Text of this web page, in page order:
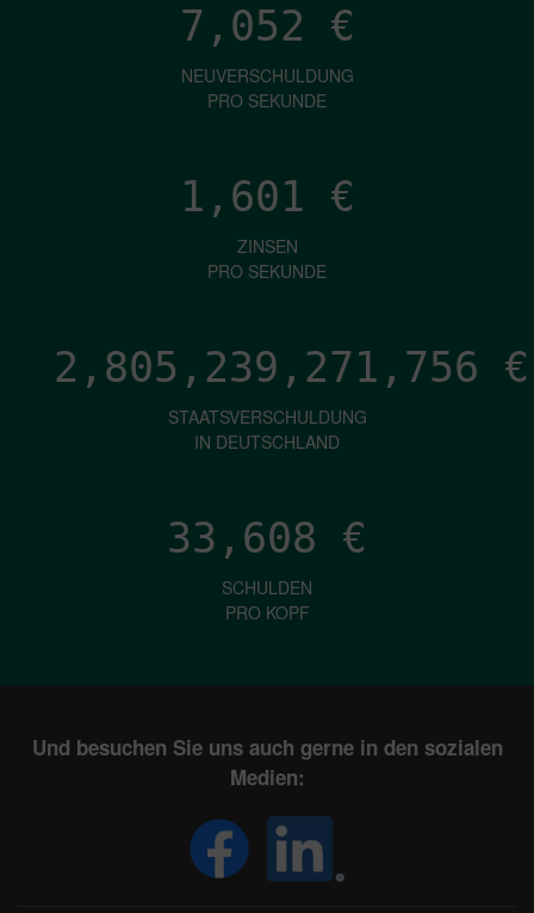
7,052 €
NEUVERSCHULDUNG
PRO SEKUNDE
1,601 €
ZINSEN
PRO SEKUNDE
2,805,239,274,718 €
STAATSVERSCHULDUNG
IN DEUTSCHLAND
33,608 €
SCHULDEN
PRO KOPF
Und besuchen Sie uns auch gerne in den sozialen
Medien: